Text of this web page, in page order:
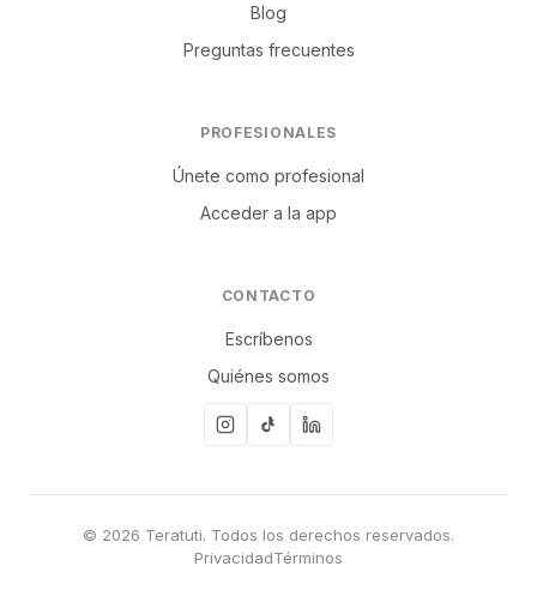
Blog
Preguntas frecuentes
PROFESIONALES
Únete como profesional
Acceder a la app
CONTACTO
Escríbenos
Quiénes somos
© 2026 Teratuti. Todos los derechos reservados.
PrivacidadTérminos